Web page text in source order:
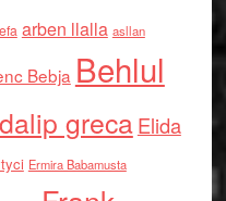
arben llalla asllan
Bebja Behlul
dalip grecaElida
Ermira Babamusta